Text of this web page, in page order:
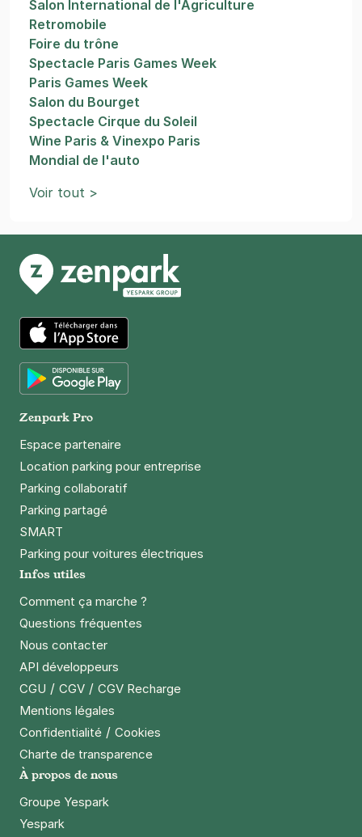
Salon International de l'Agriculture
Retromobile
Foire du trône
Spectacle Paris Games Week
Paris Games Week
Salon du Bourget
Spectacle Cirque du Soleil
Wine Paris & Vinexpo Paris
Mondial de l'auto
Voir tout >
App Store
Zenpark Pro
Espace partenaire
Location parking pour entreprise
Parking collaboratif
Parking partagé
SMART
Parking pour voitures électriques
Infos utiles
Comment ça marche ?
Questions fréquentes
Nous contacter
API développeurs
CGU / CGV / CGV Recharge
Mentions légales
Confidentialité / Cookies
Charte de transparence
À propos de nous
Groupe Yespark
Yespark